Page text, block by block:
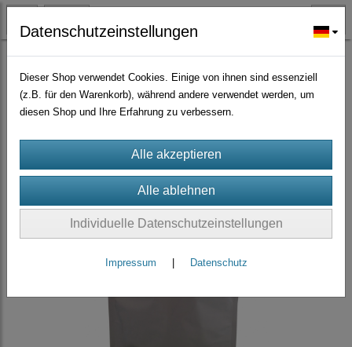
DMSO und Schwefel MSM und anorganisch(6)
Datenschutzeinstellungen
Dieser Shop verwendet Cookies. Einige von ihnen sind essenziell
(z.B. für den Warenkorb), während andere verwendet werden, um
diesen Shop und Ihre Erfahrung zu verbessern.
Individuelle Datenschutzeinstellungen
Impressum Datenschutz